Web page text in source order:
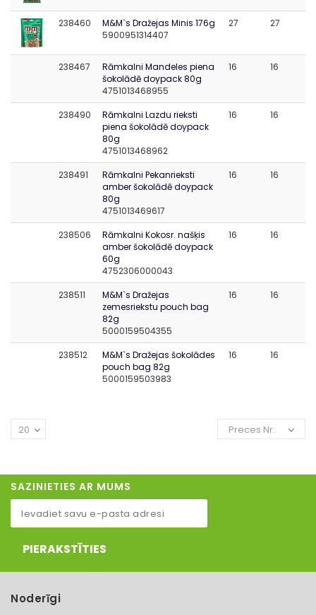
238460
M&M`s Dražejas Minis 176g
5900951314407
27 27
238467
Rāmkalni Mandeles piena
šokolādē doypack 80g
4751013468955
16 16
238490
Rāmkalni Lazdu rieksti
piena šokolādē doypack
80g
4751013468962
16 16
238491
Rāmkalni Pekanrieksti
amber šokolādē doypack
80g
4751013469617
16 16
238506
Rāmkalni Kokosr. našķis
amber šokolādē doypack
60g
4752306000043
16 16
238511
M&M`s Dražejas
zemesriekstu pouch bag
82g
5000159504355
16 16
238512
M&M`s Dražejas šokolādes
pouch bag 82g
5000159503983
16 16
Preces Nr.
20
SAZINIETIES AR MUMS
PIERAKSTĪTIES
Noderīgi